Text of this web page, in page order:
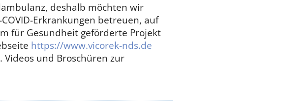
deshalb möchten wir
Erkrankungen betreuen, auf
für Gesundheit geförderte Projekt
https://www.vicorek-nds.de
und Broschüren zur